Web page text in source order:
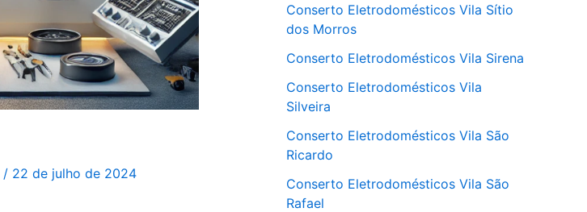
/ 22 de julho de 2024
Conserto Eletrodomésticos Vila Sítio
dos Morros
Conserto Eletrodomésticos Vila Sirena
Conserto Eletrodomésticos Vila
Silveira
Conserto Eletrodomésticos Vila São
Ricardo
Conserto Eletrodomésticos Vila São
Rafael